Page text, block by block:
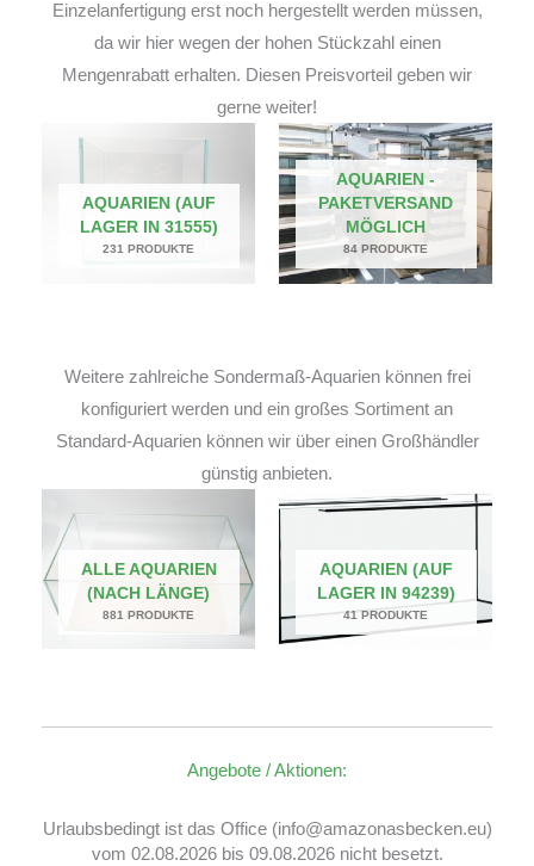
Einzelanfertigung erst noch hergestellt werden müssen,
da wir hier wegen der hohen Stückzahl einen
Mengenrabatt erhalten. Diesen Preisvorteil geben wir
gerne weiter!
AQUARIEN (AUF
LAGER IN 31555)
231 PRODUKTE
AQUARIEN -
PAKETVERSAND
MÖGLICH
84 PRODUKTE
Weitere zahlreiche Sondermaß-Aquarien können frei
konfiguriert werden und ein großes Sortiment an
Standard-Aquarien können wir über einen Großhändler
günstig anbieten.
ALLE AQUARIEN
(NACH LÄNGE)
881 PRODUKTE
AQUARIEN (AUF
LAGER IN 94239)
41 PRODUKTE
Angebote / Aktionen:
Urlaubsbedingt ist das Office (info@amazonasbecken.eu)
vom 02.08.2026 bis 09.08.2026 nicht besetzt.